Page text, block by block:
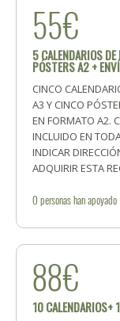
55€
5 CALENDARIOS
PÓSTERS A2 +
CINCO
A3 Y CINCO
EN FORMATO A2.
INCLUIDO EN
INDICAR
ADQUIRIR ESTA
0 personashan apoyado
88€
10 CALENDARIOS+